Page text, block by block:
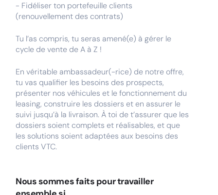
- Fidéliser ton portefeuille clients
(renouvellement des contrats)
Tu l’as compris, tu seras amené(e) à gérer le
cycle de vente de A à Z !
En véritable ambassadeur(-rice) de notre offre,
tu vas qualifier les besoins des prospects,
présenter nos véhicules et le fonctionnement du
leasing, construire les dossiers et en assurer le
suivi jusqu’à la livraison. À toi de t’assurer que les
dossiers soient complets et réalisables, et que
les solutions soient adaptées aux besoins des
clients VTC.
Nous sommes faits pour travailler